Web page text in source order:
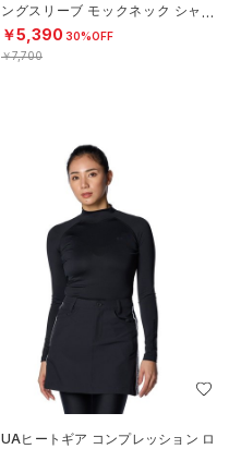
ングスリーブ モックネック シャツ
（ゴルフ/WOMEN）
￥5,390 30%OFF
￥7,700
UAヒートギア コンプレッション ロ